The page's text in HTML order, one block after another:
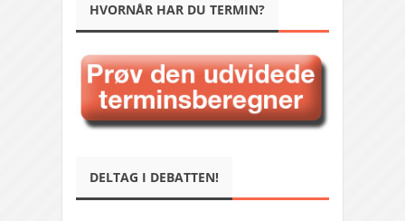
HVORNÅR HAR DU TERMIN?
DELTAG I DEBATTEN!